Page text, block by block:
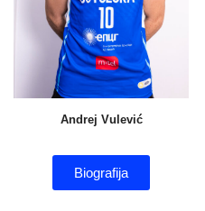
Andrej Vulević
Biografija